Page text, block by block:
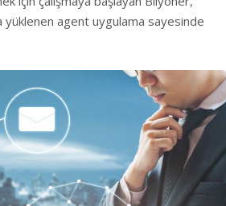
yüklenen agent uygulama sayesinde